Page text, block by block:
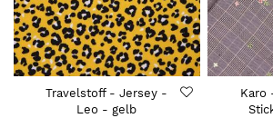
Travelstoff - Jersey -
Leo - gelb
Karo